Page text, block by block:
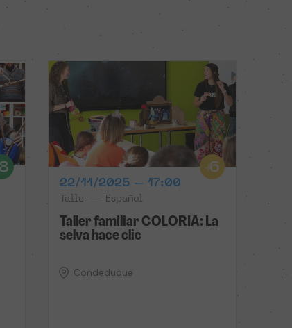
22/11/2025 – 17:00
Taller — Español
Taller familiar COLORIA: La
selva hace clic
Condeduque